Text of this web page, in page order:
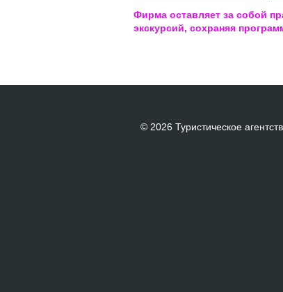
Фирма оставляет за собой
экскурсий, сохраняя
© 2026 Туристическое